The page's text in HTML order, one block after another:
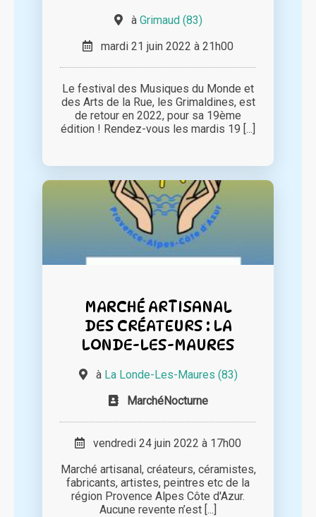
à Grimaud (83)
mardi 21 juin 2022 à 21h00
Le festival des Musiques du Monde et
des Arts de la Rue, les Grimaldines, est
de retour en 2022, pour sa 19ème
édition ! Rendez-vous les mardis 19 [...]
MARCHÉ ARTISANAL
DES CRÉATEURS : LA
LONDE-LES-MAURES
à La Londe-Les-Maures (83)
MarchéNocturne
vendredi 24 juin 2022 à 17h00
Marché artisanal, créateurs, céramistes,
fabricants, artistes, peintres etc de la
région Provence Alpes Côte d'Azur.
Aucune revente n’est [...]